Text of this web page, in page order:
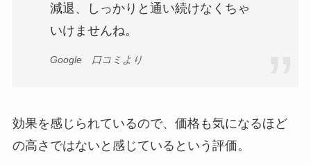
減退、しっかりと通い続けなくちゃ
いけませんね。
Google 口コミより
効果を感じられているので、価格も気になるほど
の高さではないと感じているという評価。